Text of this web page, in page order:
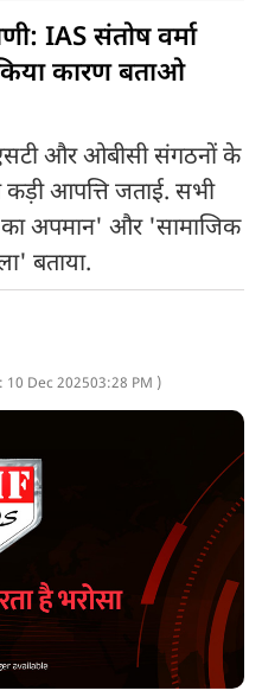
IAS संतोष वर्मा
कारण बताओ
और ओबीसी संगठनों के
कड़ी आपत्ति जताई. सभी
का अपमान' और 'सामाजिक
बताया.
10 Dec 202503:28 PM )